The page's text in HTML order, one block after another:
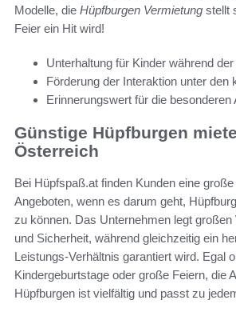
Modelle, die Hüpfburgen Vermietung stellt
Feier ein Hit wird!
Unterhaltung für Kinder während
Förderung der Interaktion unter den
Erinnerungswert für die besonderen
Günstige Hüpfburgen
Österreich
Bei Hüpfspaß.at finden Kunden eine
Angeboten, wenn es darum geht,
zu können. Das Unternehmen legt großen
und Sicherheit, während gleichzeitig ein
Leistungs-Verhältnis garantiert wird. Egal
Kindergeburtstage oder große Feiern, die
Hüpfburgen ist vielfältig und passt zu